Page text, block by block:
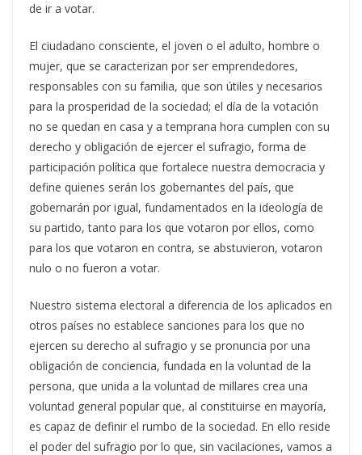
de ir a votar.
El ciudadano consciente, el joven o el adulto, hombre o
mujer, que se caracterizan por ser emprendedores,
responsables con su familia, que son útiles y necesarios
para la prosperidad de la sociedad; el día de la votación
no se quedan en casa y a temprana hora cumplen con su
derecho y obligación de ejercer el sufragio, forma de
participación política que fortalece nuestra democracia y
define quienes serán los gobernantes del país, que
gobernarán por igual, fundamentados en la ideología de
su partido, tanto para los que votaron por ellos, como
para los que votaron en contra, se abstuvieron, votaron
nulo o no fueron a votar.
Nuestro sistema electoral a diferencia de los aplicados en
otros países no establece sanciones para los que no
ejercen su derecho al sufragio y se pronuncia por una
obligación de conciencia, fundada en la voluntad de la
persona, que unida a la voluntad de millares crea una
voluntad general popular que, al constituirse en mayoría,
es capaz de definir el rumbo de la sociedad. En ello reside
el poder del sufragio por lo que, sin vacilaciones, vamos a